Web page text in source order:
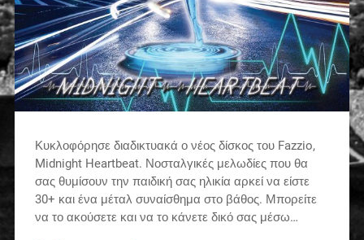
Κυκλοφόρησε διαδικτυακά ο νέος δίσκος του Fazzio,
Midnight Heartbeat. Νοσταλγικές μελωδίες που θα
σας θυμίσουν την παιδική σας ηλικία αρκεί να είστε
30+ και ένα μέταλ συναίσθημα στο βάθος. Μπορείτε
να το ακούσετε και να το κάνετε δικό σας μέσω…